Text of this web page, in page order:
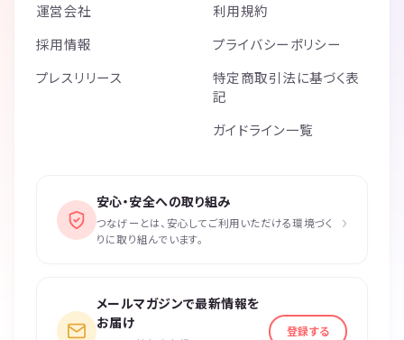
運営会社
採用情報
プレスリリース
利用規約
プライバシーポリシー
特定商取引法に基づく表
記
ガイドライン一覧
安心・安全への取り組み
つなげーとは、安心してご利用いただける環境づく
りに取り組んでいます。
›
メールマガジンで最新情報を
お届け
登録する